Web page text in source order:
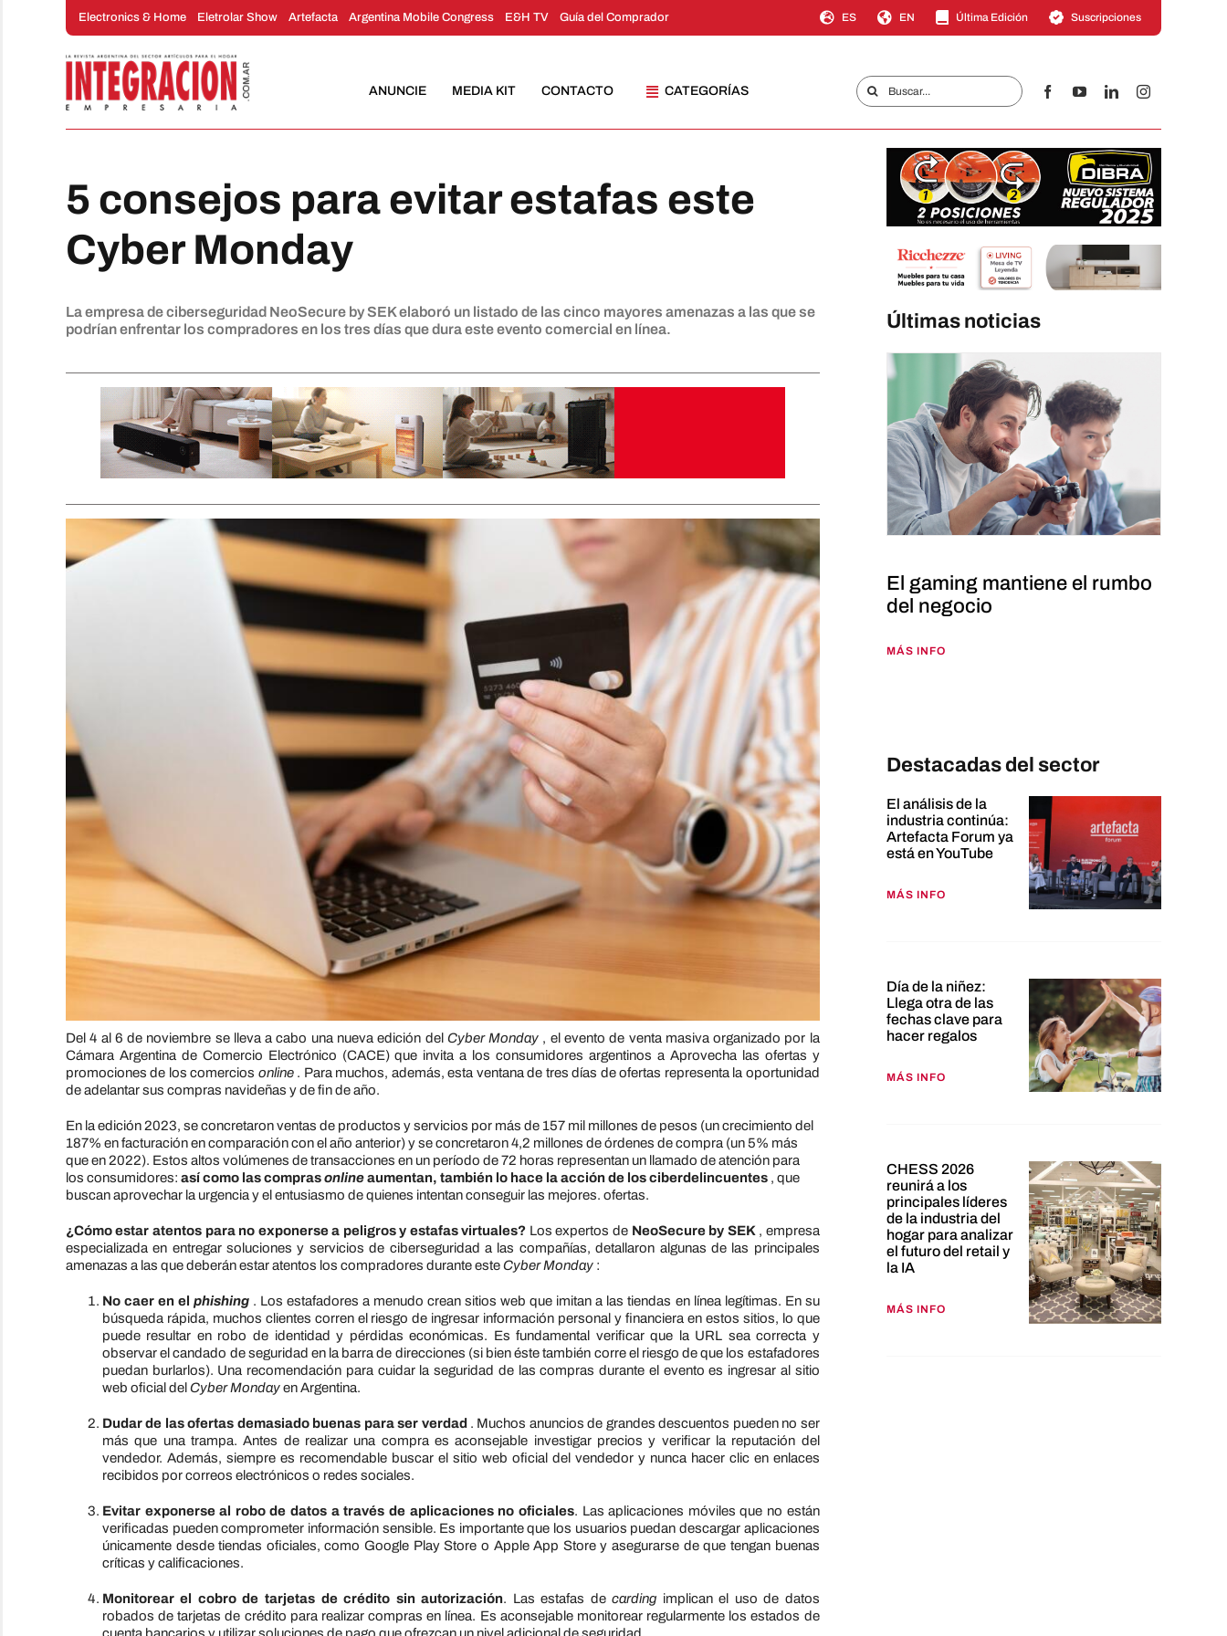
Electronics & Home Eletrolar Show Artefacta Argentina Mobile Congress E&H TV Guía del Comprador ES EN Última Edición Suscripciones
ANUNCIE MEDIA KIT CONTACTO CATEGORÍAS
Buscar:
5 consejos para evitar estafas este
Cyber ​​Monday
La empresa de ciberseguridad NeoSecure by SEK elaboró ​​un listado de las cinco mayores amenazas a las que se
podrían enfrentar los compradores en los tres días que dura este evento comercial en línea.
Del 4 al 6 de noviembre se lleva a cabo una nueva edición del Cyber ​​Monday , el evento de venta masiva organizado por la
Cámara Argentina de Comercio Electrónico (CACE) que invita a los consumidores argentinos a Aprovecha las ofertas y
promociones de los comercios online. Para muchos, además, esta ventana de tres días de ofertas representa la oportunidad
de adelantar sus compras navideñas y de fin de año.
En la edición 2023, se concretaron ventas de productos y servicios por más de 157 mil millones de pesos (un crecimiento del
187% en facturación en comparación con el año anterior) y se concretaron 4,2 millones de órdenes de compra (un 5% más
que en 2022). Estos altos volúmenes de transacciones en un período de 72 horas representan un llamado de atención para
los consumidores: así como las comprasonlineaumentan, también lo hace la acción de los ciberdelincuentes, que
buscan aprovechar la urgencia y el entusiasmo de quienes intentan conseguir las mejores. ofertas.
¿Cómo estar atentos para no exponerse a peligros y estafas virtuales? Los expertos de NeoSecure by SEK, empresa
especializada en entregar soluciones y servicios de ciberseguridad a las compañías, detallaron algunas de las principales
amenazas a las que deberán estar atentos los compradores durante esteCyber ​​Monday:
No caer en elphishing . Los estafadores a menudo crean sitios web que imitan a las tiendas en línea legítimas. En su
búsqueda rápida, muchos clientes corren el riesgo de ingresar información personal y financiera en estos sitios, lo que
puede resultar en robo de identidad y pérdidas económicas. Es fundamental verificar que la URL sea correcta y
observar el candado de seguridad en la barra de direcciones (si bien éste también corre el riesgo de que los estafadores
puedan burlarlos). Una recomendación para cuidar la seguridad de las compras durante el evento es ingresar al sitio
web oficial del Cyber ​​Mondayen Argentina.
Dudar de las ofertas demasiado buenas para ser verdad . Muchos anuncios de grandes descuentos pueden no ser
más que una trampa. Antes de realizar una compra es aconsejable investigar precios y verificar la reputación del
vendedor. Además, siempre es recomendable buscar el sitio web oficial del vendedor y nunca hacer clic en enlaces
recibidos por correos electrónicos o redes sociales.
Evitar exponerse al robo de datos a través de aplicaciones no oficiales. Las aplicaciones móviles que no están
verificadas pueden comprometer información sensible. Es importante que los usuarios puedan descargar aplicaciones
únicamente desde tiendas oficiales, como Google Play Store o Apple App Store y asegurarse de que tengan buenas
críticas y calificaciones.
Monitorear el cobro de tarjetas de crédito sin autorización. Las estafas decarding implican el uso de datos
robados de tarjetas de crédito para realizar compras en línea. Es aconsejable monitorear regularmente los estados de
cuenta bancarios y utilizar soluciones de pago que ofrezcan un nivel adicional de seguridad.
Últimas noticias
El gaming mantiene el rumbo
del negocio
MÁS INFO
Destacadas del sector
El análisis de la
industria continúa:
Artefacta Forum ya
está en YouTube
MÁS INFO
Día de la niñez:
Llega otra de las
fechas clave para
hacer regalos
MÁS INFO
CHESS 2026
reunirá a los
principales líderes
de la industria del
hogar para analizar
el futuro del retail y
la IA
MÁS INFO